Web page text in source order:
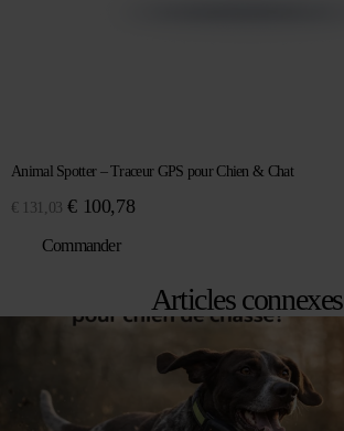
Animal Spotter – Traceur GPS pour Chien & Chat
€ 131,03 Le
initial
€ 100,78Le
€ 100,78.
Commander
Articles connexes